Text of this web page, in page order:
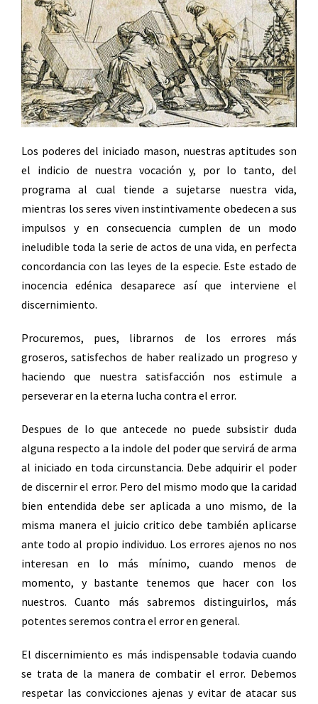
Los poderes del iniciado mason, nuestras aptitudes son
el indicio de nuestra vocación y, por lo tanto, del
programa al cual tiende a sujetarse nuestra vida,
mientras los seres viven instintivamente obedecen a sus
impulsos y en consecuencia cumplen de un modo
ineludible toda la serie de actos de una vida, en perfecta
concordancia con las leyes de la especie. Este estado de
inocencia edénica desaparece así que interviene el
discernimiento.
Procuremos, pues, librarnos de los errores más
groseros, satisfechos de haber realizado un progreso y
haciendo que nuestra satisfacción nos estimule a
perseverar en la eterna lucha contra el error.
Despues de lo que antecede no puede subsistir duda
alguna respecto a la indole del poder que servirá de arma
al iniciado en toda circunstancia. Debe adquirir el poder
de discernir el error. Pero del mismo modo que la caridad
bien entendida debe ser aplicada a uno mismo, de la
misma manera el juicio critico debe también aplicarse
ante todo al propio individuo. Los errores ajenos no nos
interesan en lo más mínimo, cuando menos de
momento, y bastante tenemos que hacer con los
nuestros. Cuanto más sabremos distinguirlos, más
potentes seremos contra el error en general.
El discernimiento es más indispensable todavia cuando
se trata de la manera de combatir el error. Debemos
respetar las convicciones ajenas y evitar de atacar sus